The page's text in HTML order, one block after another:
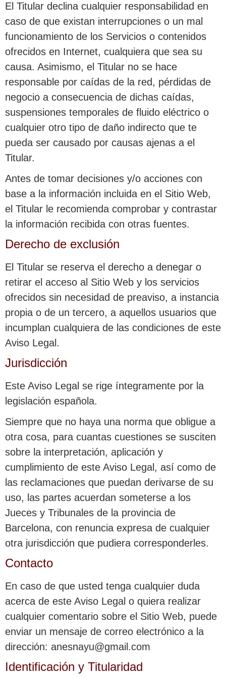
El Titular declina cualquier responsabilidad en
caso de que existan interrupciones o un mal
funcionamiento de los Servicios o contenidos
ofrecidos en Internet, cualquiera que sea su
causa. Asimismo, el Titular no se hace
responsable por caídas de la red, pérdidas de
negocio a consecuencia de dichas caídas,
suspensiones temporales de fluido eléctrico o
cualquier otro tipo de daño indirecto que te
pueda ser causado por causas ajenas a el
Titular.
Antes de tomar decisiones y/o acciones con
base a la información incluida en el Sitio Web,
el Titular le recomienda comprobar y contrastar
la información recibida con otras fuentes.
Derecho de exclusión
El Titular se reserva el derecho a denegar o
retirar el acceso al Sitio Web y los servicios
ofrecidos sin necesidad de preaviso, a instancia
propia o de un tercero, a aquellos usuarios que
incumplan cualquiera de las condiciones de este
Aviso Legal.
Jurisdicción
Este Aviso Legal se rige íntegramente por la
legislación española.
Siempre que no haya una norma que obligue a
otra cosa, para cuantas cuestiones se susciten
sobre la interpretación, aplicación y
cumplimiento de este Aviso Legal, así como de
las reclamaciones que puedan derivarse de su
uso, las partes acuerdan someterse a los
Jueces y Tribunales de la provincia de
Barcelona, con renuncia expresa de cualquier
otra jurisdicción que pudiera corresponderles.
Contacto
En caso de que usted tenga cualquier duda
acerca de este Aviso Legal o quiera realizar
cualquier comentario sobre el Sitio Web, puede
enviar un mensaje de correo electrónico a la
dirección: anesnayu@gmail.com
Identificación y Titularidad